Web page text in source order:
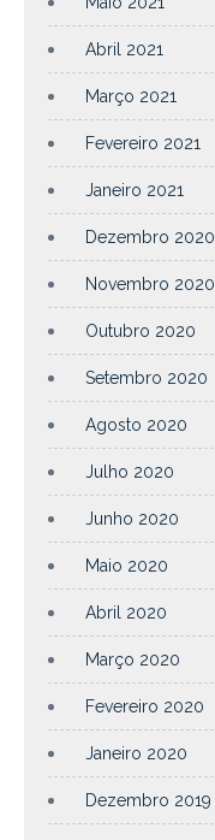
Abril 2021
Março 2021
Fevereiro 2021
Janeiro 2021
Dezembro 2020
Novembro 2020
Outubro 2020
Setembro 2020
Agosto 2020
Julho 2020
Junho 2020
Maio 2020
Abril 2020
Março 2020
Fevereiro 2020
Janeiro 2020
Dezembro 2019